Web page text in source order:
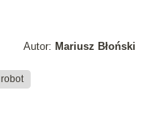
Autor: Mariusz Błoński
robot